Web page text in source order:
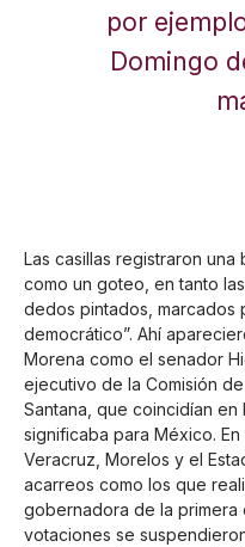
por
Domingo
Las casillas registraron
como un goteo, en tanto
dedos pintados, marcados
democrático”. Ahí
Morena como el senador
ejecutivo de la Comisión
Santana, que coincidían
significaba para México.
Veracruz, Morelos y el
acarreos como los que
gobernadora de la primera
votaciones se